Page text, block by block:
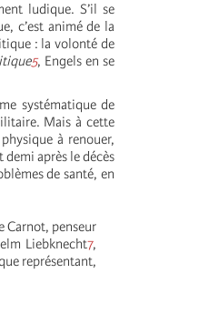
ludique. S’il se
c’est animé de la
: la volonté de
5, Engels en se
systématique de
Mais à cette
à renouer,
demi après le décès
de santé, en
Carnot, penseur
Liebknecht7,
représentant,